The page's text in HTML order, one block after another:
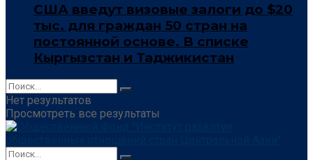
США введут визовые залоги до $20
тыс. для граждан 50 стран на
постоянной основе. В списке
Кыргызстан и Таджикистан
Нет результатов
Просмотреть все результаты